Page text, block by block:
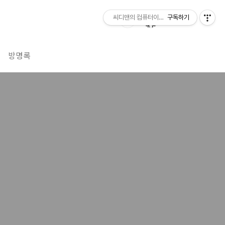
방명록
씨디맨의 컴퓨터이야기구독하기